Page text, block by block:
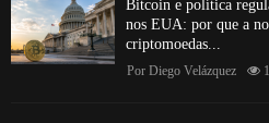
Bitcoin e política
nos EUA: por que a
criptomoedas...
Por Diego Velázquez